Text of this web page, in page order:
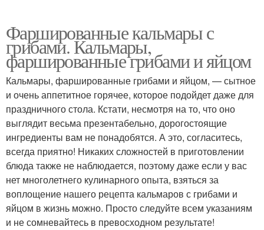
Фаршированные кальмары с
грибами. Кальмары,
фаршированные грибами и яйцом
Кальмары, фаршированные грибами и яйцом, — сытное
и очень аппетитное горячее, которое подойдет даже для
праздничного стола. Кстати, несмотря на то, что оно
выглядит весьма презентабельно, дорогостоящие
ингредиенты вам не понадобятся. А это, согласитесь,
всегда приятно! Никаких сложностей в приготовлении
блюда также не наблюдается, поэтому даже если у вас
нет многолетнего кулинарного опыта, взяться за
воплощение нашего рецепта кальмаров с грибами и
яйцом в жизнь можно. Просто следуйте всем указаниям
и не сомневайтесь в превосходном результате!